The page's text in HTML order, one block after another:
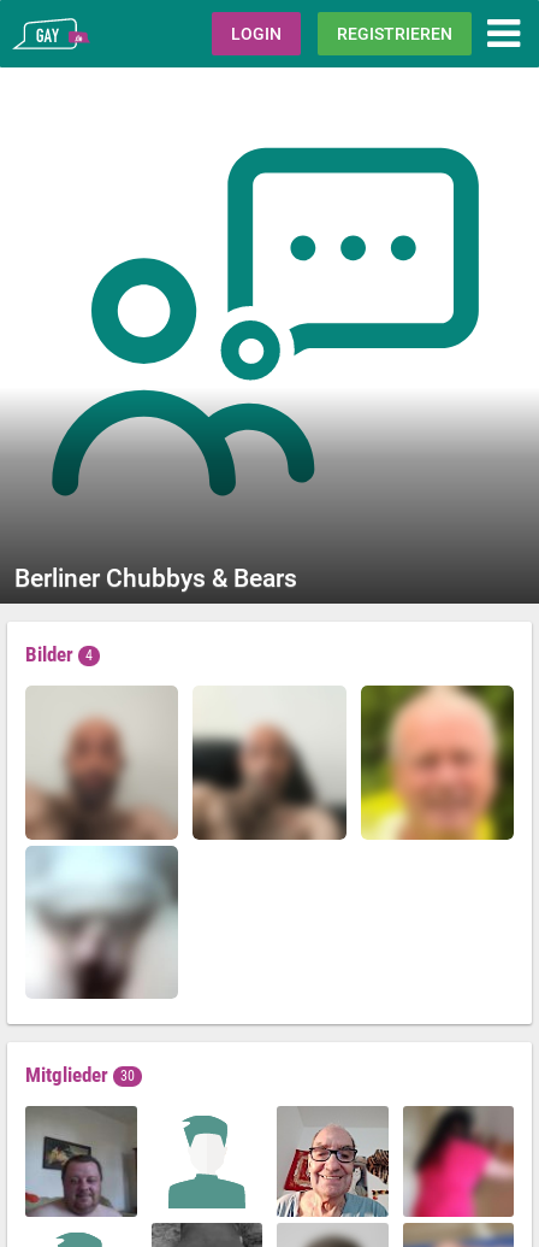
Gay.de LOGIN REGISTRIEREN
Berliner Chubbys & Bears
Bilder 4
Mitglieder 30